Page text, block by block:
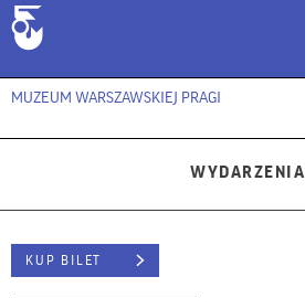
MUZEUM WARSZAWSKIEJ PRAGI
WYDARZENIA
KUP BILET